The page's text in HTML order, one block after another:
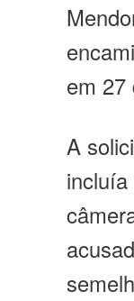
em 27
A